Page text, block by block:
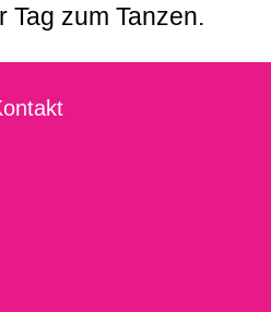
Tag zum Tanzen.